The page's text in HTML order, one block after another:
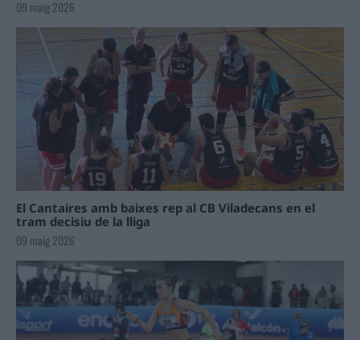
09 maig 2026
El Cantaires amb baixes rep al CB Viladecans en el
tram decisiu de la lliga
09 maig 2026